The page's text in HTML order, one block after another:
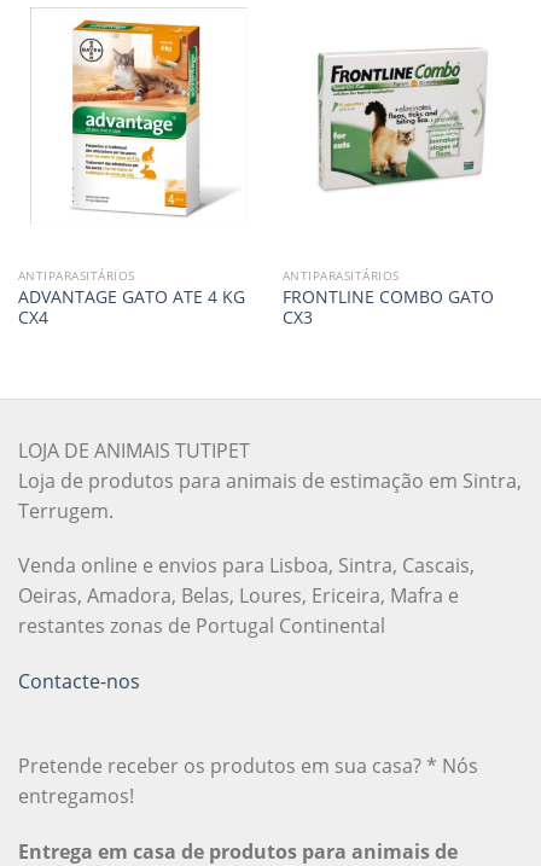
ANTIPARASITÁRIOS
ADVANTAGE GATO ATE 4 KG
CX4
ANTIPARASITÁRIOS
FRONTLINE COMBO GATO
CX3
LOJA DE ANIMAIS TUTIPET
Loja de produtos para animais de estimação em Sintra,
Terrugem.
Venda online e envios para Lisboa, Sintra, Cascais,
Oeiras, Amadora, Belas, Loures, Ericeira, Mafra e
restantes zonas de Portugal Continental
Contacte-nos
Pretende receber os produtos em sua casa? * Nós
entregamos!
Entrega em casa de produtos para animais de